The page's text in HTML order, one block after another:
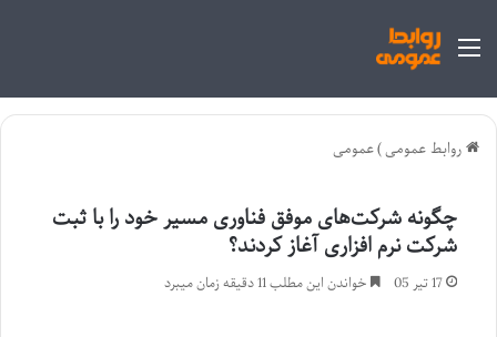
منو
روابط عمومی)عمومی
چگونه شرکت‌های موفق فناوری مسیر خود را با ثبت
شرکت نرم افزاری آغاز کردند؟
17 تیر 05 خواندن این مطلب 11 دقیقه زمان میبرد